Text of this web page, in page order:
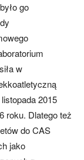
go
w
2015
roku. Dlatego też
do CAS
jako